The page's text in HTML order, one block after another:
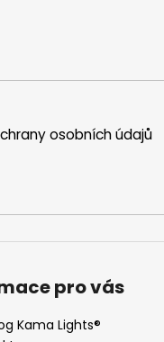
osobních údajů
pro vás
Kama Lights®